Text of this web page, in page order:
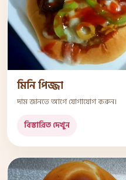
মিনি পিজ্জা
দাম জানতে আগে যোগাযোগ করুন।
বিস্তারিত দেখুন